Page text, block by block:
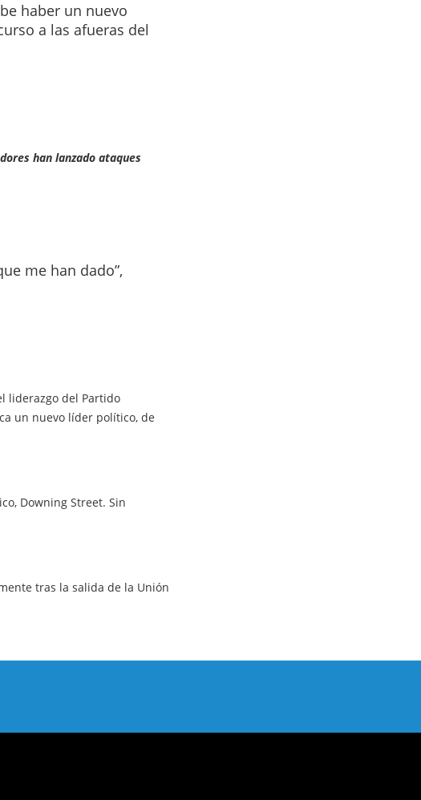
haber un nuevo
a las afueras del
han lanzado ataques
me han dado”,
liderazgo del Partido
un nuevo líder político, de
Downing Street. Sin
tras la salida de la Unión